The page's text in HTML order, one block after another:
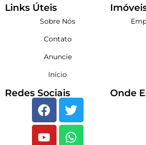
Links Úteis
Sobre Nós
Contato
Anuncie
Início
Redes Sociais Onde